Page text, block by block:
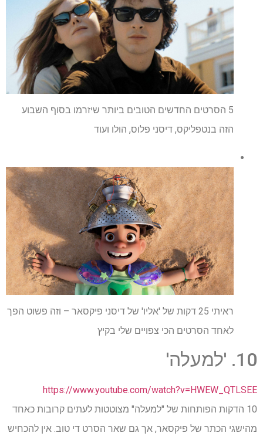
5 הסרטים החדשים הטובים ביותר שיזרמו בסוף השבוע
הזה בנטפליקס, דיסני פלוס, הולו ועוד
ראיתי 25 דקות של 'אליו' של דיסני פיקסאר – וזה פשוט הפך
לאחד הסרטים הכי צפויים שלי בקיץ
10. 'למעלה'
https://www.youtube.com/watch?v=HWEW_QTLSEE
10 הדקות הפותחות של "למעלה" מצוטטות לעתים קרובות כאחד
מהישגי הכתר של פיקסאר, אך גם שאר הסרט די טוב. אין להכחיש